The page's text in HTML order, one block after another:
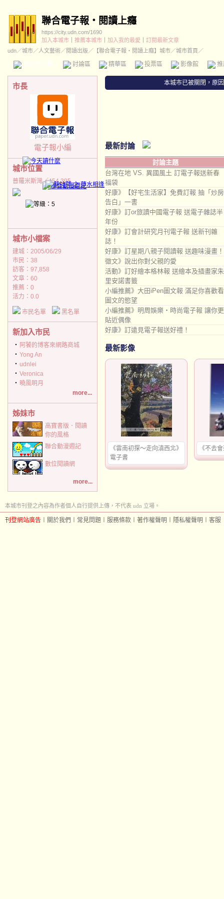
聯合電子報‧閱讀上癮
https://city.udn.com/1690
加入本城市
推薦本城市 加入我的最愛
訂閱最新文章
udn／城市／人文藝術／閱讀出版 ／ 【聯合電子報‧閱讀上癮】城市／城市首頁／
討論區 精華區 投票區 影像館
市長
電子報小編
城市位置
普羅米斯灣／454,395
城市小檔案
建城：2005/06/29
市民：38
訪客：97,858
文章：60
推薦： 0
活力：0.0
市民名單 黑名單
新加入市民
‧ 阿饕的博客來網路商城
‧ Yong An
‧ udnlei
‧ Veronica
‧ 曉風明月
more...
姊妹市
高寶書版．閱讀
你的風格
聯合動漫週記
數位閱讀網
more...
本城市已被關閉，原
最新討論
討論主題
台灣在地 VS. 異國風土 訂電子報送新春
福袋
好康》【好宅生活家】免費訂報 抽「炒房
告白」一書
好康》訂or旅讀中國電子報 送電子雜誌半
年份
好康》訂會計研究月刊電子報 送新刊雜
誌！
好康》訂星期八親子閱讀報 送趣味漫畫！
徵文》說出你對父親的愛
活動》訂好繪本格林報 送繪本及插畫家朱
里安諾書籤
小編推薦》大田iPen圖文報 滿足你喜歡看
圖文的慾望
小編推薦》明周娛樂‧時尚電子報 讓你更
貼近偶像
好康》訂遠見電子報送好禮！
最新影像
《雲南初探～走向滇西北》
電子書
《不去
本城市刊登之內容為作者個人自行提供上傳，不代表 udn 立場。
刊登網站廣告 關於我們 常見問題 服務條款 著作權聲明 隱私權聲明 客服